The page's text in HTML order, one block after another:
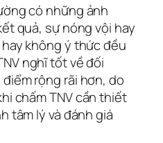
có những ảnh
quả, sự nóng vội hay
không ý thức đều
nghĩ tốt về đối
rộng rãi hơn, do
chấm TNV cần thiết
tâm lý và đánh giá